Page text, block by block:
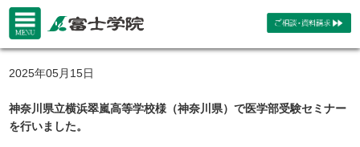
2025年05月15日
神奈川県立横浜翠嵐高等学校様（神奈川県）で医学部受験セミナー
を行いました。